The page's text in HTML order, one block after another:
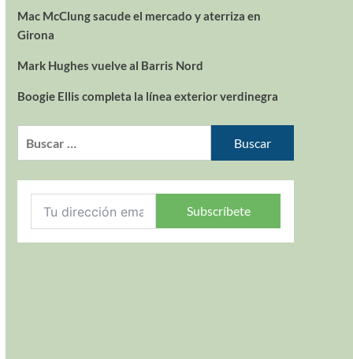
Mac McClung sacude el mercado y aterriza en
Girona
Mark Hughes vuelve al Barris Nord
Boogie Ellis completa la línea exterior verdinegra
Subscríbete